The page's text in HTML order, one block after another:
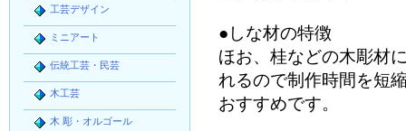
●しな材の特徴
ほお、桂などの木彫材
れるので制作時間を短
おすすめです。
工芸デザイン
ミニアート
伝統工芸・民芸
木工芸
木 彫・オルゴール